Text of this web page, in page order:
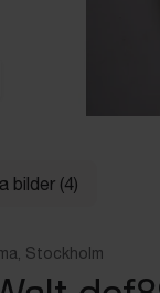
bilder (4)
Stockholm